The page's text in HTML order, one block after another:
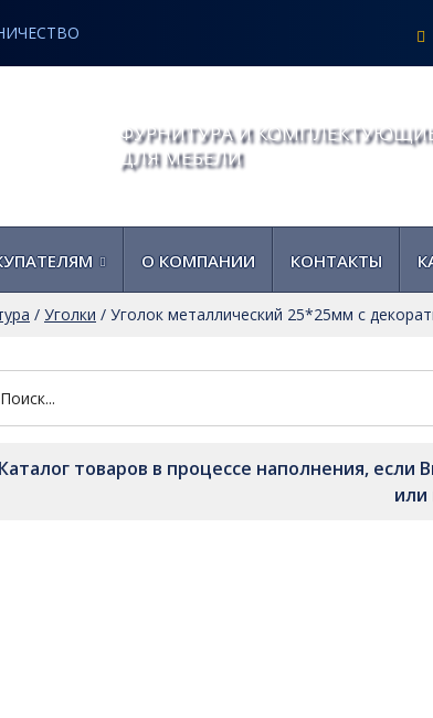
ФУРНИТУРА И
ДЛЯ МЕБЕЛИ
О КОМПАНИИ КОНТАКТЫ
/ Уголки / Уголок металлический 25*25мм с
Каталог товаров в процессе наполнения,
или